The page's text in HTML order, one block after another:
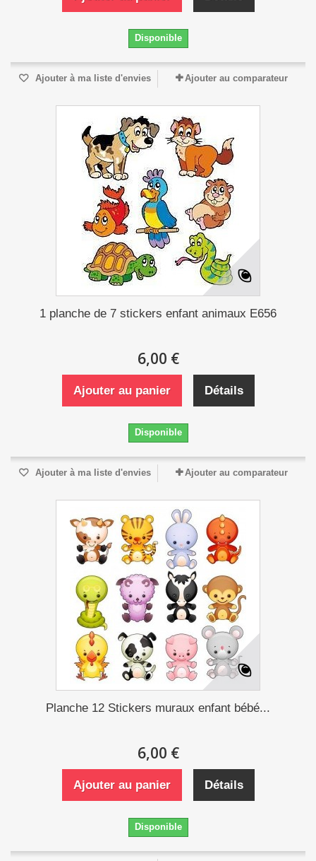
Disponible
Ajouter à ma liste d'envies Ajouter au comparateur
1 planche de 7 stickers enfant animaux E656
6,00 €
Ajouter au panier Détails
Disponible
Ajouter à ma liste d'envies Ajouter au comparateur
Planche 12 Stickers muraux enfant bébé...
6,00 €
Ajouter au panier Détails
Disponible